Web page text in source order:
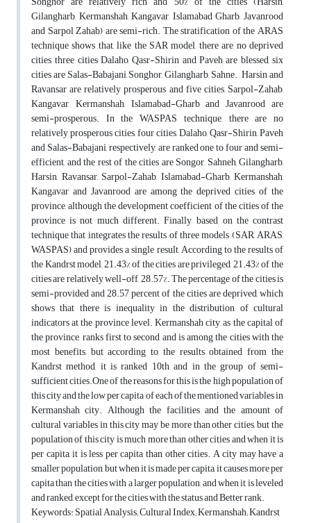
Gilangharb, Kermanshah, Kangavar, Islamabad Gharb, Javanrood
and Sarpol Zahab) are semi-rich. The stratification of the ARAS
technique shows that, like the SAR model, there are no deprived
cities, three cities Dalaho, Qasr-Shirin and Paveh are blessed, six
cities are Salas-Babajani, Songhor, Gilangharb, Sahne. , Harsin and
Ravansar are relatively prosperous and five cities, Sarpol-Zahab,
Kangavar, Kermanshah, Islamabad-Gharb and Javanrood are
semi-prosperous. In the WASPAS technique, there are no
relatively prosperous cities, four cities, Dalaho, Qasr-Shirin, Paveh
and Salas-Babajani, respectively, are ranked one to four and semi-
efficient, and the rest of the cities are Songor, Sahneh, Gilangharb,
Harsin, Ravansar, Sarpol-Zahab, Islamabad-Gharb, Kermanshah,
Kangavar and Javanrood are among the deprived cities of the
province, although the development coefficient of the cities of the
province is not much different. Finally, based on the contrast
technique that integrates the results of three models (SAR, ARAS,
WASPAS) and provides a single result, According to the results of
the Kandrst model, 21.43% of the cities are privileged, 21.43% of the
cities are relatively well-off, 28.57%. The percentage of the cities is
semi-provided and 28.57 percent of the cities are deprived, which
shows that there is inequality in the distribution of cultural
indicators at the province level. Kermanshah city, as the capital of
the province, ranks first to second and is among the cities with the
most benefits, but according to the results obtained from the
Kandrst method, it is ranked 10th and in the group of semi-
sufficient cities.One of the reasons for this is the high population of
this city and the low per capita of each of the mentioned variables in
Kermanshah city. Although the facilities and the amount of
cultural variables in this city may be more than other cities, but the
population of this city is much more than other cities and when it is
per capita, it is less per capita than other cities. A city may have a
smaller population, but when it is made per capita, it causes more per
capita than the cities with a larger population, and when it is leveled
and ranked, except for the cities with the status and Better rank.
Keywords‌: Spatial Analysis; Cultural Index; Kermanshah‌; Kandrst